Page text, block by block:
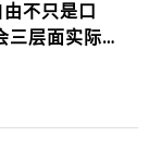
不只是口
层面实际拨